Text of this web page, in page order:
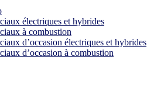
électriques et hybrides
à combustion
d’occasion électriques et hybrides
d’occasion à combustion